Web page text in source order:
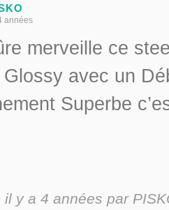
années
merveille ce
avec un
Superbe
il y a 4 années par